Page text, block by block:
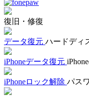
復旧・修復
データ復元 ハードディ
iPhoneデータ復元
iPhoneロック解除 パス